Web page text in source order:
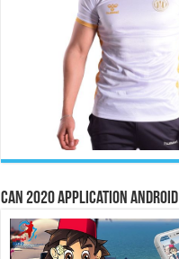
CAN 2020 Application Android